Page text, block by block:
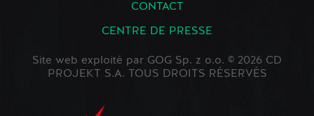
CONTACT
CENTRE DE PRESSE
Site web exploité par GOG Sp. z o.o. © 2026 CD
PROJEKT S.A. TOUS DROITS RÉSERVÉS